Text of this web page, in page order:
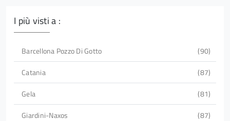
I più visti a :
Barcellona Pozzo Di Gotto
90
Catania
87
Gela
81
Giardini-Naxos
87